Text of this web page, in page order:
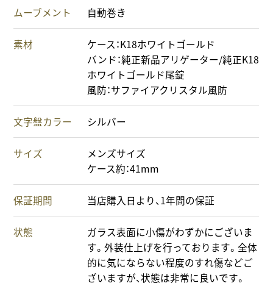
ムーブメント 自動巻き
素材
ケース：K18ホワイトゴールド
バンド：純正新品アリゲーター/純正K18
ホワイトゴールド尾錠
風防：サファイアクリスタル風防
文字盤カラー シルバー
サイズ
メンズサイズ
ケース約：41mm
保証期間 当店購入日より、1年間の保証
状態
ガラス表面に小傷がわずかにございま
す。外装仕上げを行っております。全体
的に気にならない程度のすれ傷などご
ざいますが、状態は非常に良いです。